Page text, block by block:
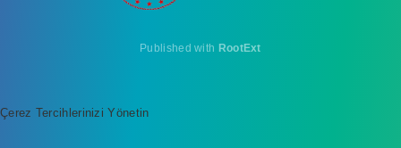
Published with RootExt
Çerez Tercihlerinizi Yönetin